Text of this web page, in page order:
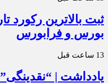
بورس و فرابورس
13 ساعت قبل
یادداشت |